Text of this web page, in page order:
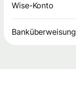
Wise-Konto
Banküberweisung